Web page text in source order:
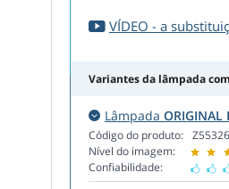
VÍDEO - a
Variantes da lâmpada
Lâmpada ORIGINAL
Código do produto:
Nível do imagem:
Confiabilidade: